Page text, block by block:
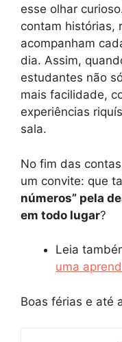
esse olhar
contam histórias,
acompanham
dia. Assim,
estudantes não
mais facilidade,
experiências
sala.
No fim das
um convite: que
números” pela
em todo lugar?
Leia
uma
Boas férias e até